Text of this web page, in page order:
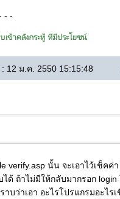
- -
: 12 ม.ค. 2550 15:15:48
verify.asp นั้น จะเอาไว้เช็ค
ได้ ถ้าไม่มีให้กลับมากรอก login
าบว่าเอา อะไรโปรแกรมอะไร